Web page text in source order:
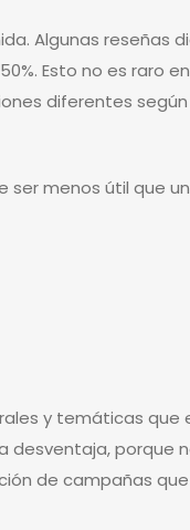
Algunas reseñas
Esto no es raro
diferentes
ser menos útil que
y temáticas que
desventaja, porque
de campañas